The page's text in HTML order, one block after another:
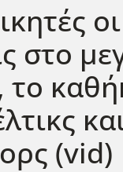
οι
στο
το
(vid)